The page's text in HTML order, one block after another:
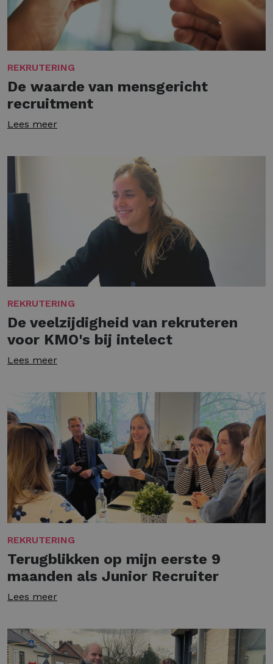
REKRUTERING
De waarde van mensgericht
recruitment
Lees meer
REKRUTERING
De veelzijdigheid van rekruteren
voor KMO's bij intelect
Lees meer
REKRUTERING
Terugblikken op mijn eerste 9
maanden als Junior Recruiter
Lees meer